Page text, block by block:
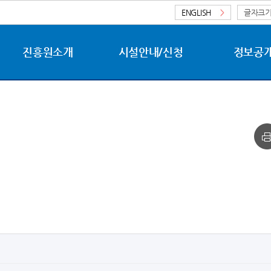
ENGLISH > 글자크
진흥원소개 시설안내/신청 정보공